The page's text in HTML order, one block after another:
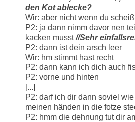
den Kot ablecke?
Wir: aber nicht wenn du
P2: ja dann nimm davor nen
kacken musst//Sehr
P2: dann ist dein arsch leer
Wir: hm stimmt hast recht
P2: dann kann ich dich auch
P2: vorne und hinten
[...]
P2: darf ich dir dann soviel
meinen händen in die fotze
P2: hmm die dehnung tut dir